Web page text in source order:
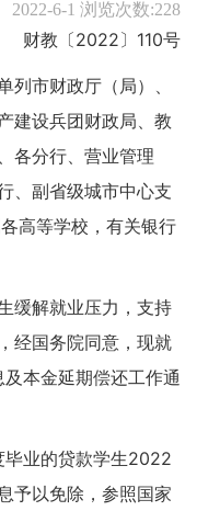
2022-6-1浏览次数:228
财教〔2022〕110号
列市财政厅（局）、
建设兵团财政局、教
各分行、营业管理
、副省级城市中心支
高等学校，有关银行
缓解就业压力，支持
经国务院同意，现就
本金延期偿还工作通
业的贷款学生2022
予以免除，参照国家